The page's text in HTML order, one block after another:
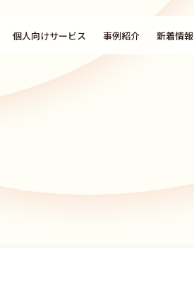
個人向けサービス 事例紹介 新着情報